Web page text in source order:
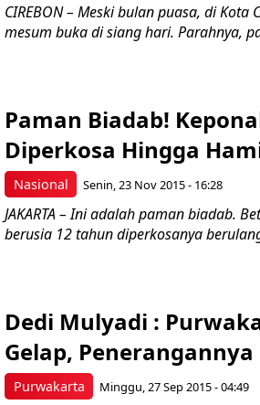
CIREBON – Meski bulan puasa, di
mesum buka di siang hari. Parahnya,
Nasional
Paman Biadab!
Diperkosa Hingga
Senin, 23 Nov 2015 - 16:28
JAKARTA – Ini adalah paman biadab.
berusia 12 tahun diperkosanya
Purwakarta
Dedi Mulyadi :
Gelap,
Minggu, 27 Sep 2015 - 04:49